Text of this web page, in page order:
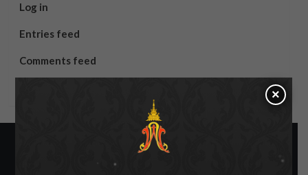
Log in
Entries feed
Comments feed
×